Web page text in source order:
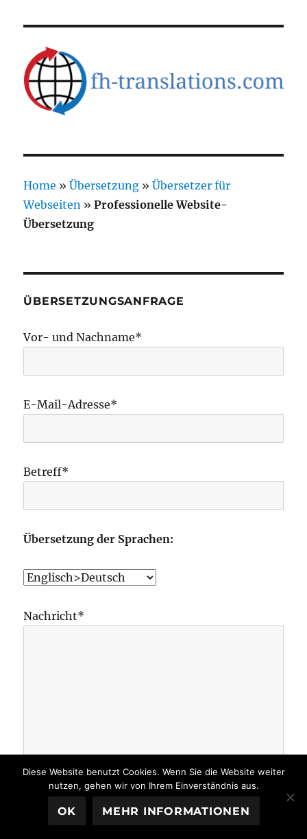
Home »Übersetzung »Übersetzer für
Webseiten »Professionelle Website-
Übersetzung
ÜBERSETZUNGSANFRAGE
Vor- und Nachname*
E-Mail-Adresse*
Betreff*
Übersetzung der Sprachen:
Nachricht*
Diese Website benutzt Cookies. Wenn Sie die Website weiter
nutzen, gehen wir von Ihrem Einverständnis aus.
OK MEHR INFORMATIONEN